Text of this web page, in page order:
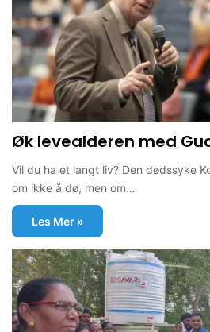
Øk levealderen med
Vil du ha et langt liv? Den dødssyke
om ikke å dø, men om…
Les Mer »